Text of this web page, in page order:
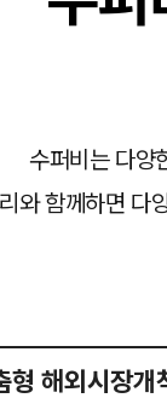
수퍼비는 다양
와 함께하면 다
해외시장개